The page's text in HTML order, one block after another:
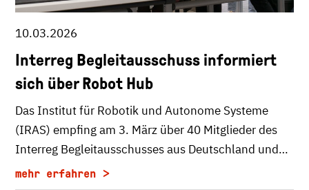
10.03.2026
Interreg Begleitausschuss informiert
sich über Robot Hub
Das Institut für Robotik und Autonome Systeme
(IRAS) empfing am 3. März über 40 Mitglieder des
Interreg Begleitausschusses aus Deutschland und…
mehr erfahren